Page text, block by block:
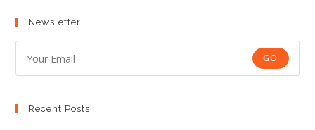
Newsletter
GO
Recent Posts